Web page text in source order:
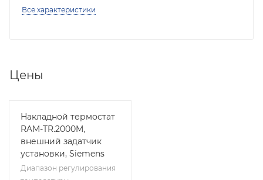
Все характеристики
Цены
Накладной термостат
RAM-TR.2000M,
внешний задатчик
установки, Siemens
Диапазон регулирования